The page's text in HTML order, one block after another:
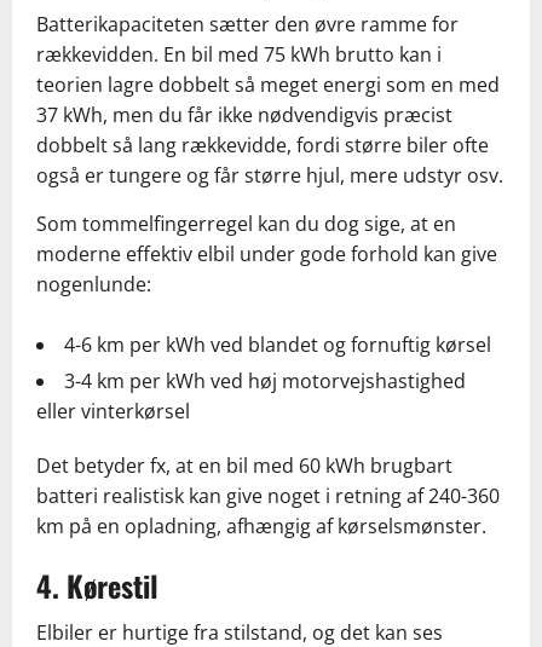
Batterikapaciteten sætter den øvre ramme for
rækkevidden. En bil med 75 kWh brutto kan i
teorien lagre dobbelt så meget energi som en med
37 kWh, men du får ikke nødvendigvis præcist
dobbelt så lang rækkevidde, fordi større biler ofte
også er tungere og får større hjul, mere udstyr osv.
Som tommelfingerregel kan du dog sige, at en
moderne effektiv elbil under gode forhold kan give
nogenlunde:
4-6 km per kWh ved blandet og fornuftig kørsel
3-4 km per kWh ved høj motorvejshastighed
eller vinterkørsel
Det betyder fx, at en bil med 60 kWh brugbart
batteri realistisk kan give noget i retning af 240-360
km på en opladning, afhængig af kørselsmønster.
4. Kørestil
Elbiler er hurtige fra stilstand, og det kan ses